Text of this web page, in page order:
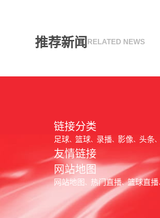
推荐新闻 RELATED NEWS
链接分类
足球 篮球 录播 影像 头条
友情链接
网站地图
网站地图 热门直播 篮球直播